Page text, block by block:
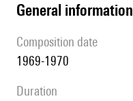
general information
composition date
1969-1970
duration